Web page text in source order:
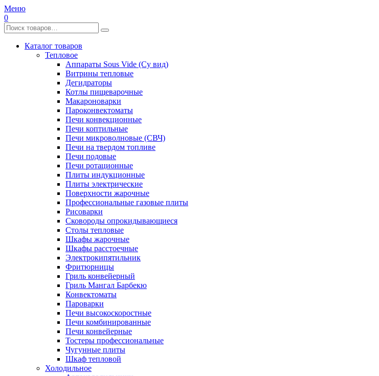
Меню
0
Каталог товаров
Тепловое
Аппараты Sous Vide (Су вид)
Витрины тепловые
Дегидраторы
Котлы пищеварочные
Макароноварки
Пароконвектоматы
Печи конвекционные
Печи коптильные
Печи микроволновые (СВЧ)
Печи на твердом топливе
Печи подовые
Печи ротационные
Плиты индукционные
Плиты электрические
Поверхности жарочные
Профессиональные газовые плиты
Рисоварки
Сковороды опрокидывающиеся
Столы тепловые
Шкафы жарочные
Шкафы расстоечные
Электрокипятильник
Фритюрницы
Гриль конвейерный
Гриль Мангал Барбекю
Конвектоматы
Пароварки
Печи высокоскоростные
Печи комбинированные
Печи конвейерные
Тостеры профессиональные
Чугунные плиты
Шкаф тепловой
Холодильное